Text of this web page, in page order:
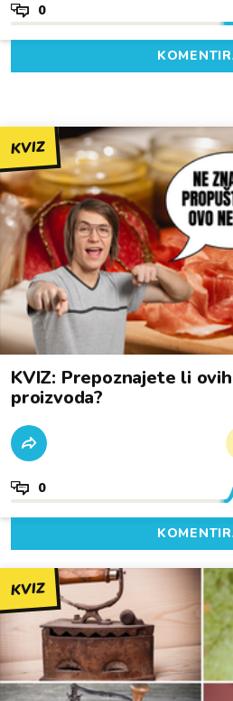
0
KVIZ
KVIZ: Prepoznajete li
proizvoda?
0
KVIZ